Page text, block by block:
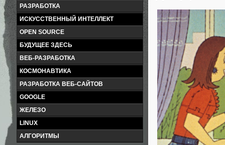
РАЗРАБОТКА
ИСКУССТВЕННЫЙ ИНТЕЛЛЕКТ
OPEN SOURCE
БУДУЩЕЕ ЗДЕСЬ
ВЕБ-РАЗРАБОТКА
КОСМОНАВТИКА
РАЗРАБОТКА ВЕБ-САЙТОВ
GOOGLE
ЖЕЛЕЗО
LINUX
АЛГОРИТМЫ